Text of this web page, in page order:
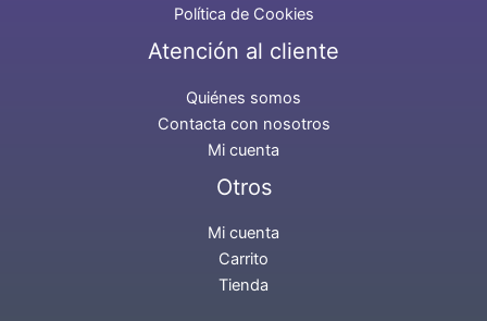
Política de Cookies
Atención al cliente
Quiénes somos
Contacta con nosotros
Mi cuenta
Otros
Mi cuenta
Carrito
Tienda